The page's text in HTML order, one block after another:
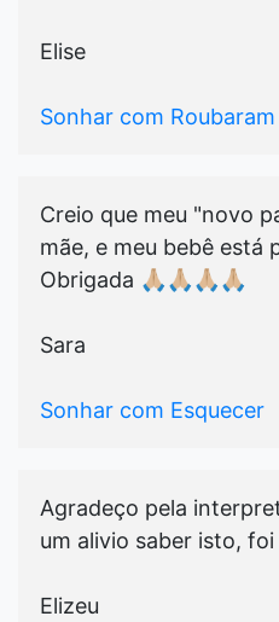
Elise
Sonhar com Roubaram
Creio que meu "novo
mãe, e meu bebê está
Obrigada 🙏🏼🙏🏼🙏🏼🙏🏼
Sara
Sonhar com Esquecer
Agradeço pela
um alivio saber isto,
Elizeu